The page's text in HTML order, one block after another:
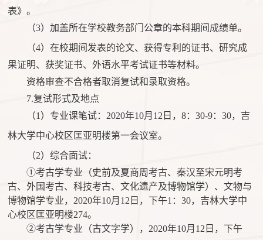
表》。
（3）加盖所在学校教务部门公章的本科期间成绩单。
（4）在校期间发表的论文、获得专利的证书、研究成
果证明、获奖证书、外语水平考试证书等材料。
资格审查不合格者取消复试和录取资格。
7.复试形式及地点
（1）专业课笔试：2020年10月12日，8：30-9：30，吉
林大学中心校区匡亚明楼第一会议室。
（2）综合面试：
①考古学专业（史前及夏商周考古、秦汉至宋元明考
古、外国考古、科技考古、文化遗产及博物馆学）、文物与
博物馆学专业，2020年10月12日，下午1：30，吉林大学中
心校区匡亚明楼274。
②考古学专业（古文字学），2020年10月12日，下午